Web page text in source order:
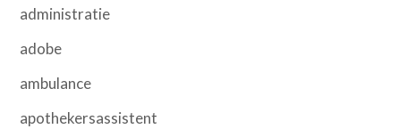
administratie
adobe
ambulance
apothekersassistent